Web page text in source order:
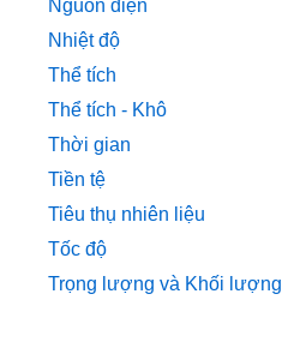
Nguồn điện
Nhiệt độ
Thể tích
Thể tích - Khô
Thời gian
Tiền tệ
Tiêu thụ nhiên liệu
Tốc độ
Trọng lượng và Khối lượng